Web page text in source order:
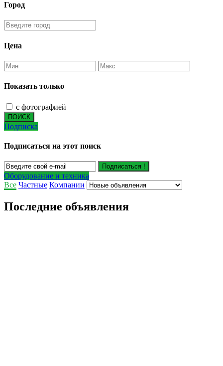
Город
Цена
Показать только
с фотографией
ПОИСК
Подписка
Подписаться на этот поиск
Подписаться !
Оборудование и техника
Все Частные Компании
Последние объявления